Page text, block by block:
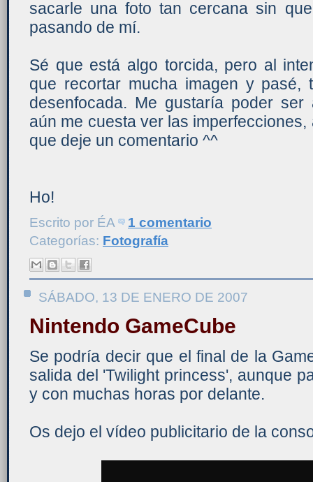
sacarle una foto tan cercana sin
pasando de mí.
Sé que está algo torcida, pero al
que recortar mucha imagen y pasé,
desenfocada. Me gustaría poder
aún me cuesta ver las
que deje un comentario ^^
Ho!
Escrito por ÉA
1 comentario
Categorías: Fotografía
SÁBADO, 13 DE ENERO DE 2007
Nintendo GameCube
Se podría decir que el final de la
salida del 'Twilight princess', aunque
y con muchas horas por delante.
Os dejo el vídeo publicitario de la